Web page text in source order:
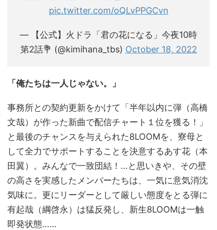
pic.twitter.com/oQLvPPGCvn
— 【公式】火ドラ「君の花になる」今夜10時
第2話💐 (@kimihana_tbs) October 18, 2022
「俺たちは一人じゃない。」
事務所との契約更新をかけて「半年以内に弾（高橋
文哉）が作った新曲で配信チャート１位を獲る！」
と最後のチャンスを与えられた8LOOMを、寮母と
して全力でサポートすることを決意するあす花（本
田翼）。みんなで一致団結！…と思いきや、その壁
の高さを実感したメンバーたちは、一気に意気消沈
気味に。更にリーダーとして厳しい態度をとる弾に
有起哉（綱啓永）は猛反発し、新生8LOOMは一触
即発状態……